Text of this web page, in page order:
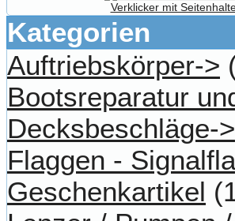
Verklicker mit
Kategorien
Auftriebskörper->
Bootsreparatur
Decksbeschläge->
Flaggen -
Geschenkartikel